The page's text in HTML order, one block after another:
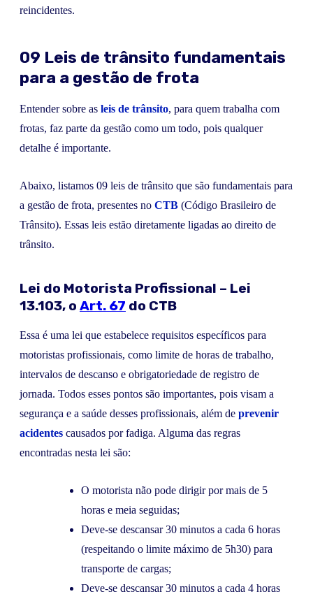
reincidentes.
09 Leis de trânsito fundamentais
para a gestão de frota
Entender sobre as leis de trânsito, para quem trabalha com
frotas, faz parte da gestão como um todo, pois qualquer
detalhe é importante.
Abaixo, listamos 09 leis de trânsito que são fundamentais para
a gestão de frota, presentes no CTB (Código Brasileiro de
Trânsito). Essas leis estão diretamente ligadas ao direito de
trânsito.
Lei do Motorista Profissional – Lei
13.103, o Art. 67 do CTB
Essa é uma lei que estabelece requisitos específicos para
motoristas profissionais, como limite de horas de trabalho,
intervalos de descanso e obrigatoriedade de registro de
jornada. Todos esses pontos são importantes, pois visam a
segurança e a saúde desses profissionais, além de prevenir
acidentes causados por fadiga. Alguma das regras
encontradas nesta lei são:
O motorista não pode dirigir por mais de 5
horas e meia seguidas;
Deve-se descansar 30 minutos a cada 6 horas
(respeitando o limite máximo de 5h30) para
transporte de cargas;
Deve-se descansar 30 minutos a cada 4 horas